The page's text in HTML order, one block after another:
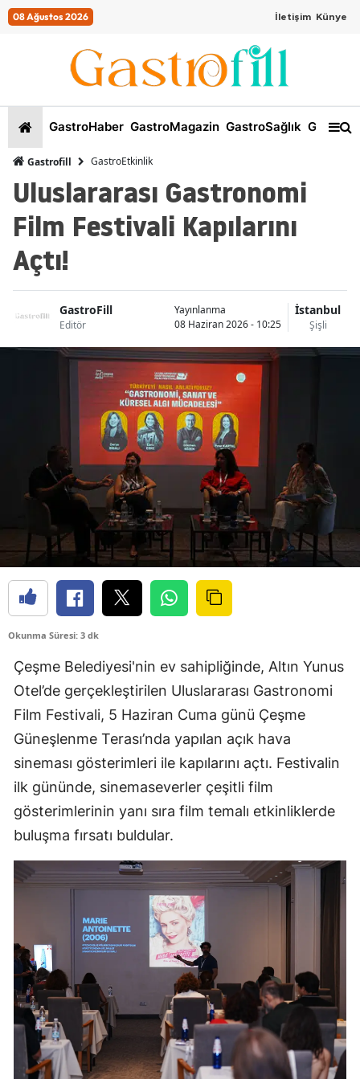
08 Ağustos 2026 İletişim Künye
GastroHaber GastroMagazin GastroSağlık
Gastrofill GastroEtkinlik
Uluslararası Gastronomi
Film Festivali Kapılarını
Açtı!
GastroFill
Editör
Yayınlanma
08 Haziran 2026 - 10:25
İstanbul
Şişli
Okunma Süresi: 3 dk
Çeşme Belediyesi'nin ev sahipliğinde, Altın Yunus
Otel’de gerçekleştirilen Uluslararası Gastronomi
Film Festivali, 5 Haziran Cuma günü Çeşme
Güneşlenme Terası’nda yapılan açık hava
sineması gösterimleri ile kapılarını açtı. Festivalin
ilk gününde, sinemaseverler çeşitli film
gösterimlerinin yanı sıra film temalı etkinliklerde
buluşma fırsatı buldular.